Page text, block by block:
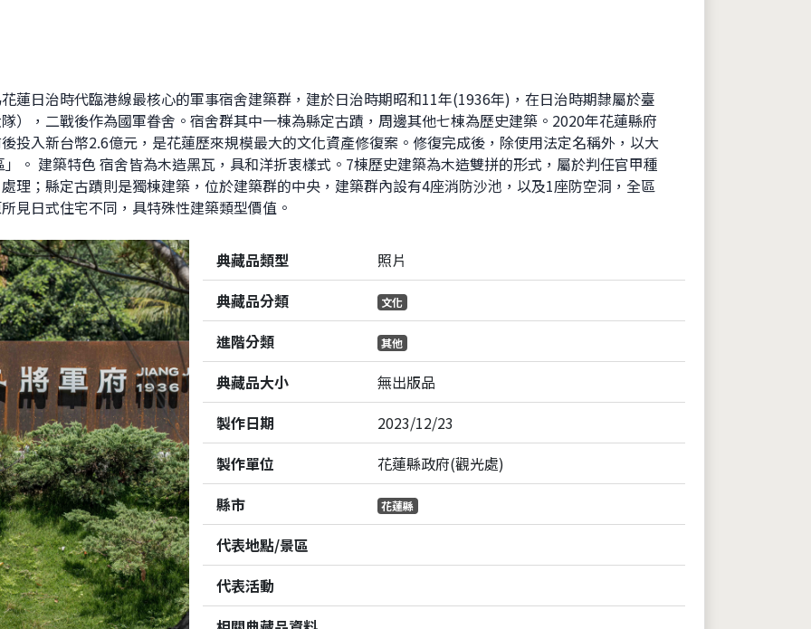
蓮日治時代臨港線最核心的軍事宿舍建築群，建於日治時期昭和11年(1936年)，在日治時期隸屬於臺
），二戰後作為國軍眷舍。宿舍群其中一棟為縣定古蹟，周邊其他七棟為歷史建築。2020年花蓮縣府
投入新台幣2.6億元，是花蓮歷來規模最大的文化資產修復案。修復完成後，除使用法定名稱外，以大
。 建築特色 宿舍皆為木造黑瓦，具和洋折衷樣式。7棟歷史建築為木造雙拼的形式，屬於判任官甲種
理；縣定古蹟則是獨棟建築，位於建築群的中央，建築群內設有4座消防沙池，以及1座防空洞，全區
見日式住宅不同，具特殊性建築類型價值。
典藏品類型
照片
典藏品分類
文化
進階分類 其他
典藏品大小
無出版品
製作日期
2023/12/23
製作單位
花蓮縣政府(觀光處)
縣市
花蓮縣
代表地點/景區
代表活動